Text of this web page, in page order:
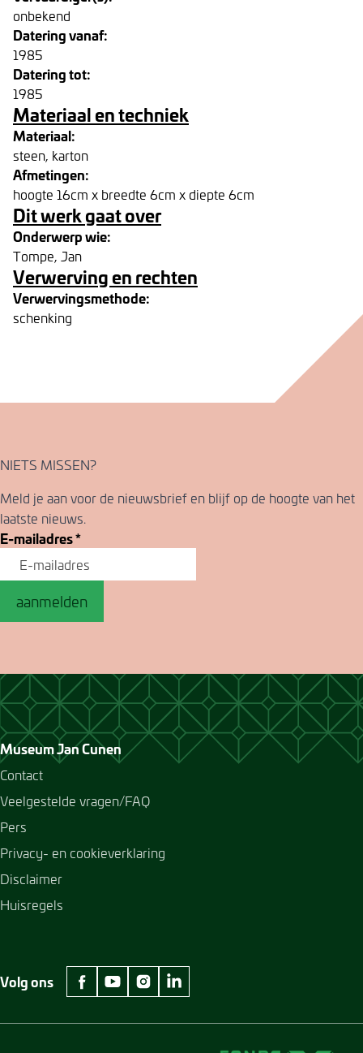
onbekend
Datering vanaf:
1985
Datering tot:
1985
Materiaal en techniek
Materiaal:
steen, karton
Afmetingen:
hoogte 16cm x breedte 6cm x diepte 6cm
Dit werk gaat over
Onderwerp wie:
Tompe, Jan
Verwerving en rechten
Verwervingsmethode:
schenking
NIETS MISSEN?
Meld je aan voor de nieuwsbrief en blijf op de hoogte van het
laatste nieuws.
E-mailadres*
aanmelden
Museum Jan Cunen
Contact
Veelgestelde vragen/FAQ
Pers
Privacy- en cookieverklaring
Disclaimer
Huisregels
Volg ons
facebook Museum Jan Cunen
youtube Museum Jan Cunen
instagram Museum Jan Cunen
linkedin Museum Jan Cunen